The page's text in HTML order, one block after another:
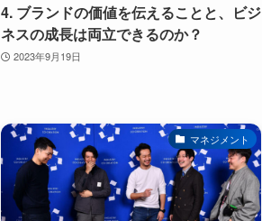
4. ブランドの価値を伝えることと、ビジ
ネスの成長は両立できるのか？
2023年9月19日
マネジメント